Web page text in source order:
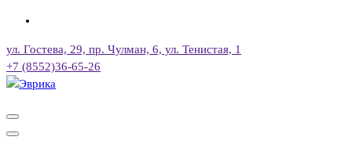
Перейти
содержимому
ул. Гостева, 29, пр. Чулман, 6, ул. Тенистая, 1
+7 (8552)36-65-26
Городской культурный центр, г. Набережные Челны